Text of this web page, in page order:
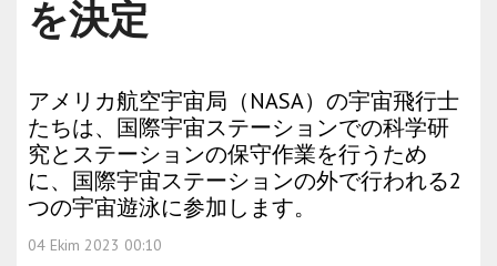
を決定
アメリカ航空宇宙局（NASA）の宇宙飛行士
たちは、国際宇宙ステーションでの科学研
究とステーションの保守作業を行うため
に、国際宇宙ステーションの外で行われる2
つの宇宙遊泳に参加します。
04 Ekim 2023 00:10